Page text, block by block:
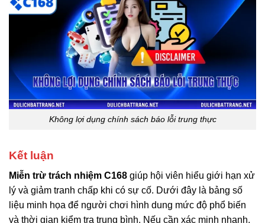
Không lợi dụng chính sách báo lỗi trung thực
Kết luận
Miễn trừ trách nhiệm C168 giúp hội viên hiểu giới hạn xử
lý và giảm tranh chấp khi có sự cố. Dưới đây là bảng số
liệu minh họa để người chơi hình dung mức độ phổ biến
và thời gian kiểm tra trung bình. Nếu cần xác minh nhanh,